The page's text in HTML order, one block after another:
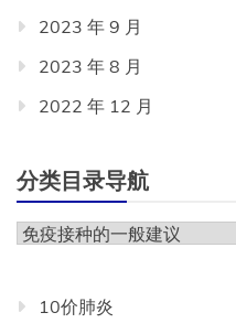
2023 年 9 月
2023 年 8 月
2022 年 12 月
分类目录导航
分
10价肺炎